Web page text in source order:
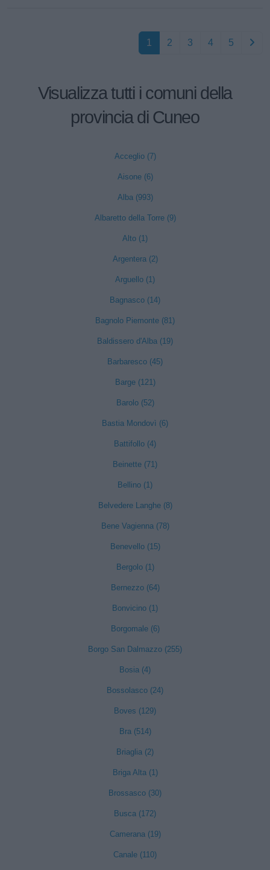
1 2 3 4 5
Visualizza tutti i comuni della
provincia di Cuneo
Acceglio (7)
Aisone (6)
Alba (993)
Albaretto della Torre (9)
Alto (1)
Argentera (2)
Arguello (1)
Bagnasco (14)
Bagnolo Piemonte (81)
Baldissero d'Alba (19)
Barbaresco (45)
Barge (121)
Barolo (52)
Bastia Mondovì (6)
Battifollo (4)
Beinette (71)
Bellino (1)
Belvedere Langhe (8)
Bene Vagienna (78)
Benevello (15)
Bergolo (1)
Bernezzo (64)
Bonvicino (1)
Borgomale (6)
Borgo San Dalmazzo (255)
Bosia (4)
Bossolasco (24)
Boves (129)
Bra (514)
Briaglia (2)
Briga Alta (1)
Brossasco (30)
Busca (172)
Camerana (19)
Canale (110)